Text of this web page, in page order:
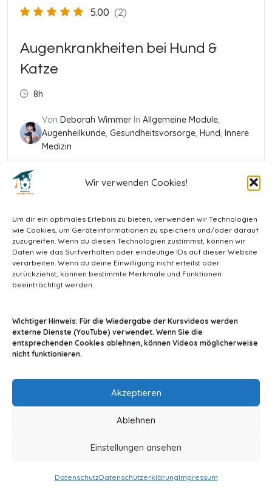
Wir verwenden Cookies!
Um dir ein optimales Erlebnis zu bieten, verwenden wir Technologien
wie Cookies, um Geräteinformationen zu speichern und/oder darauf
zuzugreifen. Wenn du diesen Technologien zustimmst, können wir
Daten wie das Surfverhalten oder eindeutige IDs auf dieser Website
verarbeiten. Wenn du deine Einwilligung nicht erteilst oder
zurückziehst, können bestimmte Merkmale und Funktionen
beeinträchtigt werden.
Wichtiger Hinweis: Für die Wiedergabe der Kursvideos werden
externe Dienste (YouTube) verwendet. Wenn Sie die
entsprechenden Cookies ablehnen, können Videos möglicherweise
nicht funktionieren.
Akzeptieren
Ablehnen
Einstellungen ansehen
DatenschutzDatenschutzerklärungImpressum
5.00 (2)
Augenkrankheiten bei Hund &
Katze
8h
Von Deborah Wimmer In Allgemeine Module,
Augenheilkunde, Gesundheitsvorsorge, Hund, Innere
Medizin
39,00 In den Warenkorb
info@tiermedizin-wissen.de
© 2024 By A2Z-Soft